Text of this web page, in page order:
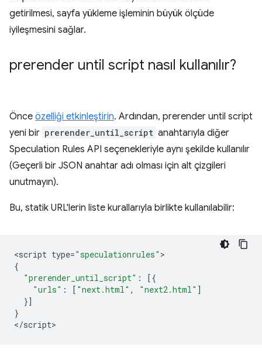
getirilmesi, sayfa yükleme işleminin büyük ölçüde
iyileşmesini sağlar.
prerender until script nasıl kullanılır?
Önce özelliği etkinleştirin. Ardından, prerender until script
yeni bir prerender_until_script anahtarıyla diğer
Speculation Rules API seçenekleriyle aynı şekilde kullanılır
(Geçerli bir JSON anahtar adı olması için alt çizgileri
unutmayın).
Bu, statik URL'lerin liste kurallarıyla birlikte kullanılabilir:
<script type="speculationrules"
{
"prerender_until_script" :
[{
"urls" : [ "next.html" , "next2.html" ]
}]
}
</script